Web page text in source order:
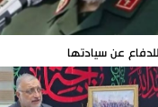
عن سيادتها